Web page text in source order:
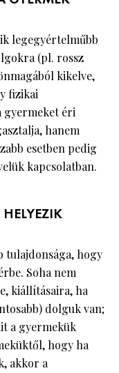
legegyértelműbb
(pl. rossz
kikelve,
fizikai
gyermeket éri
hanem
esetben pedig
kapcsolatban.
tulajdonsága, hogy
Soha nem
kiállításaira, ha
dolguk van;
a gyermekük
hogy ha
akkor a